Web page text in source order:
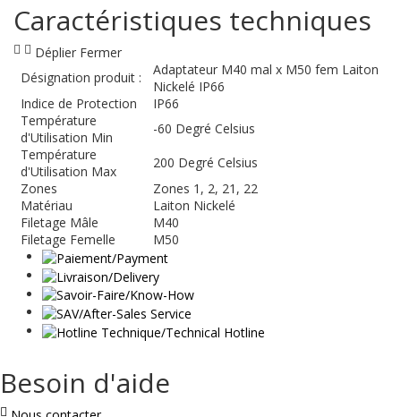
Caractéristiques techniques
Déplier Fermer
Désignation produit :
Adaptateur M40 mal x M50 fem Laiton
Nickelé IP66
Indice de Protection
IP66
Température
d'Utilisation Min
-60 Degré Celsius
Température
d'Utilisation Max
200 Degré Celsius
Zones
Zones 1, 2, 21, 22
Matériau
Laiton Nickelé
Filetage Mâle
M40
Filetage Femelle
M50
Besoin d'aide